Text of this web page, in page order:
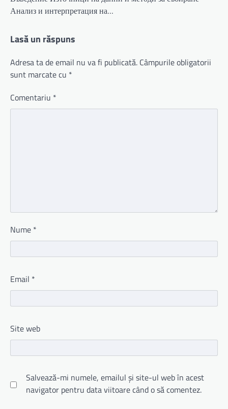
Анализ и интерпретация на…
Lasă un răspuns
Adresa ta de email nu va fi publicată. Câmpurile obligatorii
sunt marcate cu *
Comentariu *
Nume *
Email *
Site web
Salvează-mi numele, emailul și site-ul web în acest
navigator pentru data viitoare când o să comentez.